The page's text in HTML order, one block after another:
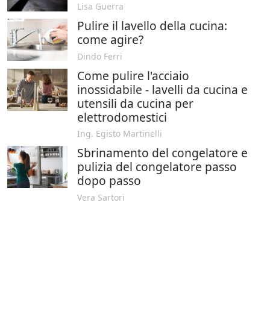
Lisa Guerra
Pulire il lavello della cucina:
come agire?
Dindo Ferri
Come pulire l'acciaio
inossidabile - lavelli da cucina e
utensili da cucina per
elettrodomestici
Ing. Egisto Martinelli
Sbrinamento del congelatore e
pulizia del congelatore passo
dopo passo
Vera Sartori